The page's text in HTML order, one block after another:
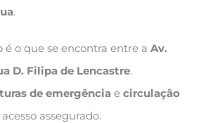
.
é o que se encontra entre a Av.
D. Filipa de Lencastre.
de emergênciae circulação
assegurado.